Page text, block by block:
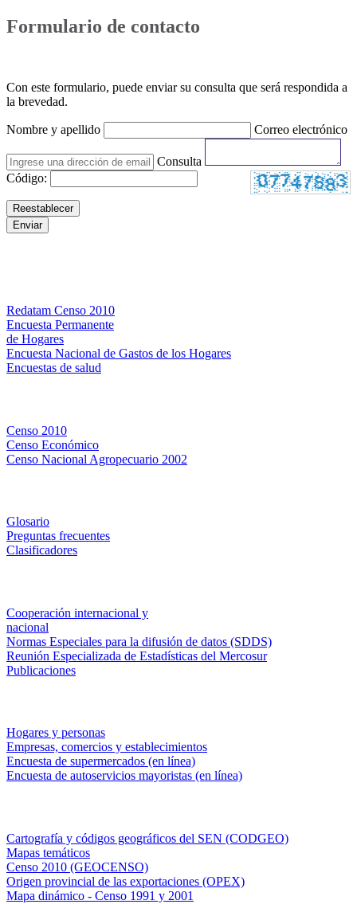
Formulario de contacto
Con este formulario, puede enviar su consulta que será respondida a
la brevedad.
Nombre y apellido Correo electrónico
Consulta
Código:
Redatam Censo 2010
Encuesta Permanente
de Hogares
Encuesta Nacional de Gastos de los Hogares
Encuestas de salud
Censo 2010
Censo Económico
Censo Nacional Agropecuario 2002
Glosario
Preguntas frecuentes
Clasificadores
Cooperación internacional y
nacional
Normas Especiales para la difusión de datos (SDDS)
Reunión Especializada de Estadísticas del Mercosur
Publicaciones
Hogares y personas
Empresas, comercios y establecimientos
Encuesta de supermercados (en línea)
Encuesta de autoservicios mayoristas (en línea)
Cartografía y códigos geográficos del SEN (CODGEO)
Mapas temáticos
Censo 2010 (GEOCENSO)
Origen provincial de las exportaciones (OPEX)
Mapa dinámico - Censo 1991 y 2001